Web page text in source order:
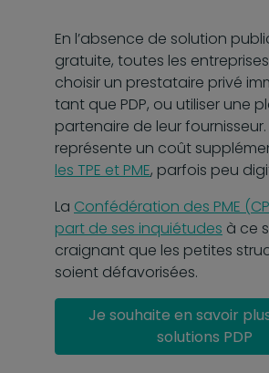
En l’absence de solution
gratuite, toutes les
choisir un prestataire privé
tant que PDP, ou utiliser une
partenaire de leur
représente un coût
les TPE et PME, parfois peu
La Confédération des PME
part de ses inquiétudes à ce
craignant que les petites
soient défavorisées.
Je souhaite en savoir
solutions PDP